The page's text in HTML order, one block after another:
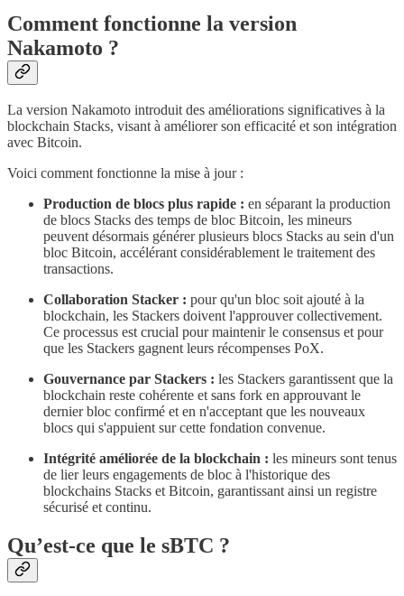
Comment fonctionne la version
Nakamoto ?
La version Nakamoto introduit des améliorations significatives à la
blockchain Stacks, visant à améliorer son efficacité et son intégration
avec Bitcoin.
Voici comment fonctionne la mise à jour :
Production de blocs plus rapide : en séparant la production
de blocs Stacks des temps de bloc Bitcoin, les mineurs
peuvent désormais générer plusieurs blocs Stacks au sein d'un
bloc Bitcoin, accélérant considérablement le traitement des
transactions.
Collaboration Stacker : pour qu'un bloc soit ajouté à la
blockchain, les Stackers doivent l'approuver collectivement.
Ce processus est crucial pour maintenir le consensus et pour
que les Stackers gagnent leurs récompenses PoX.
Gouvernance par Stackers : les Stackers garantissent que la
blockchain reste cohérente et sans fork en approuvant le
dernier bloc confirmé et en n'acceptant que les nouveaux
blocs qui s'appuient sur cette fondation convenue.
Intégrité améliorée de la blockchain : les mineurs sont tenus
de lier leurs engagements de bloc à l'historique des
blockchains Stacks et Bitcoin, garantissant ainsi un registre
sécurisé et continu.
Qu’est-ce que le sBTC ?